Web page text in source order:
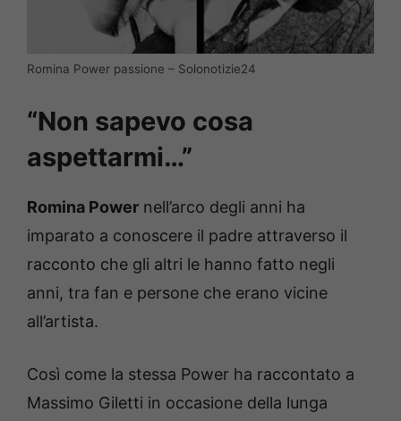
Romina Power passione – Solonotizie24
“Non sapevo cosa
aspettarmi…”
Romina Power nell’arco degli anni ha
imparato a conoscere il padre attraverso il
racconto che gli altri le hanno fatto negli
anni, tra fan e persone che erano vicine
all’artista.
Così come la stessa Power ha raccontato a
Massimo Giletti in occasione della lunga